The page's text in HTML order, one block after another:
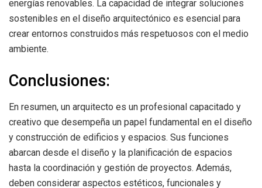
energías renovables. La capacidad de integrar soluciones
sostenibles en el diseño arquitectónico es esencial para
crear entornos construidos más respetuosos con el medio
ambiente.
Conclusiones:
En resumen, un arquitecto es un profesional capacitado y
creativo que desempeña un papel fundamental en el diseño
y construcción de edificios y espacios. Sus funciones
abarcan desde el diseño y la planificación de espacios
hasta la coordinación y gestión de proyectos. Además,
deben considerar aspectos estéticos, funcionales y